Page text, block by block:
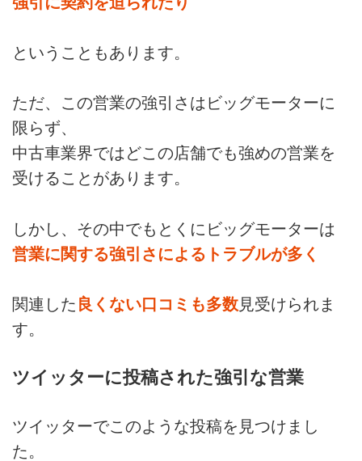
ということもあります。
ただ、この営業の強引さはビッグモーターに
限らず、
中古車業界ではどこの店舗でも強めの営業を
受けることがあります。
しかし、その中でもとくにビッグモーターは
営業に関する強引さによるトラブルが多く
関連した 良くない口コミも多数見受けられま
す。
ツイッターに投稿された強引な営業
ツイッターでこのような投稿を見つけまし
た。